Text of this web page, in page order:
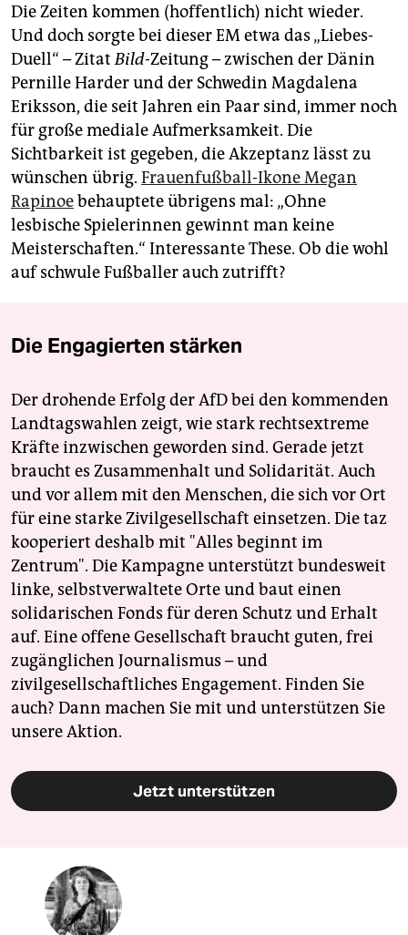
Die Zeiten kommen (hoffentlich) nicht wieder.
Und doch sorgte bei dieser EM etwa das „Liebes-
Duell“ – ZitatBild-Zeitung – zwischen der Dänin
Pernille Harder und der Schwedin Magdalena
Eriksson, die seit Jahren ein Paar sind, immer noch
für große mediale Aufmerksamkeit. Die
Sichtbarkeit ist gegeben, die Akzeptanz lässt zu
wünschen übrig. Frauenfußball-Ikone Megan
Rapinoebehauptete übrigens mal: „Ohne
lesbische Spielerinnen gewinnt man keine
Meisterschaften.“ Interessante These. Ob die wohl
auf schwule Fußballer auch zutrifft?
Die Engagierten stärken
Der drohende Erfolg der AfD bei den kommenden
Landtagswahlen zeigt, wie stark rechtsextreme
Kräfte inzwischen geworden sind. Gerade jetzt
braucht es Zusammenhalt und Solidarität. Auch
und vor allem mit den Menschen, die sich vor Ort
für eine starke Zivilgesellschaft einsetzen. Die taz
kooperiert deshalb mit "Alles beginnt im
Zentrum". Die Kampagne unterstützt bundesweit
linke, selbstverwaltete Orte und baut einen
solidarischen Fonds für deren Schutz und Erhalt
auf. Eine offene Gesellschaft braucht guten, frei
zugänglichen Journalismus – und
zivilgesellschaftliches Engagement. Finden Sie
auch? Dann machen Sie mit und unterstützen Sie
unsere Aktion.
Jetzt unterstützen